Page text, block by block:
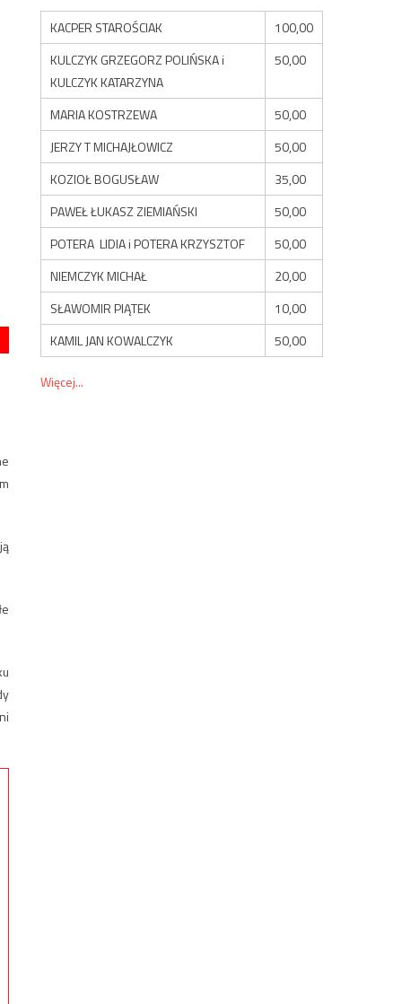
KACPER STAROŚCIAK
100,00
KULCZYK GRZEGORZ POLIŃSKA i
KULCZYK KATARZYNA
50,00
MARIA KOSTRZEWA
50,00
JERZY T MICHAJŁOWICZ
50,00
KOZIOŁ BOGUSŁAW
35,00
PAWEŁ ŁUKASZ ZIEMIAŃSKI
50,00
POTERA LIDIA i POTERA KRZYSZTOF
50,00
NIEMCZYK MICHAŁ
20,00
SŁAWOMIR PIĄTEK
10,00
KAMIL JAN KOWALCZYK
50,00
Więcej...